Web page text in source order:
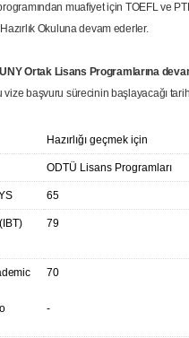
programından muafiyet için TOEFL ve
Okuluna devam ederler.
Ortak Lisans Programlarına
vize başvuru sürecinin başlayacağı
Hazırlığı geçmek için
ODTÜ Lisans Programları
65
79
70
-